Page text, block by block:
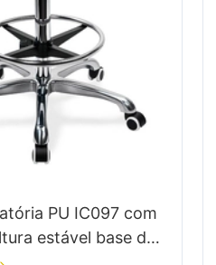
PU IC097 com
estável base de